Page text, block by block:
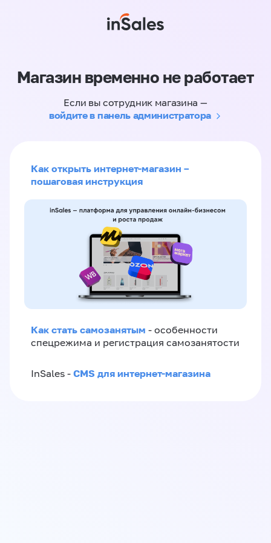
Магазин временно не работает
Если вы сотрудник магазина —
войдите в панель администратора
Как открыть интернет-магазин –
пошаговая инструкция
Как стать самозанятым - особенности
спецрежима и регистрация самозанятости
InSales - CMS для интернет-магазина